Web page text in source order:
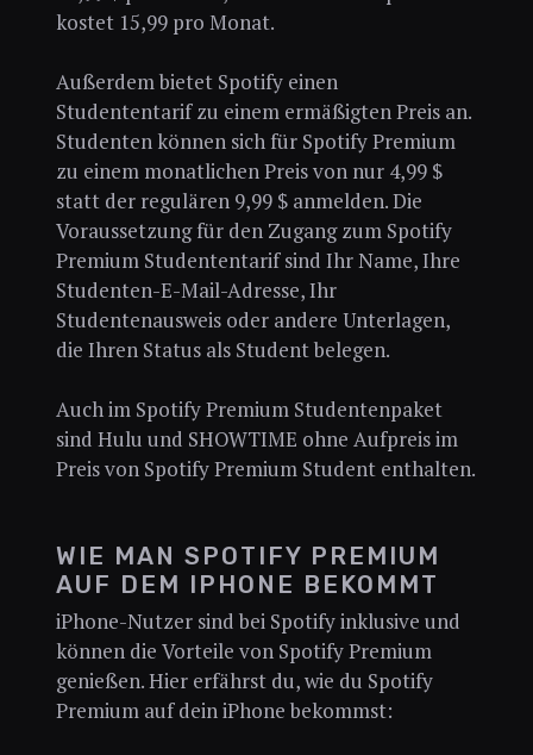
kostet 15,99 pro Monat.
Außerdem bietet Spotify einen
Studententarif zu einem ermäßigten Preis an.
Studenten können sich für Spotify Premium
zu einem monatlichen Preis von nur 4,99 $
statt der regulären 9,99 $ anmelden. Die
Voraussetzung für den Zugang zum Spotify
Premium Studententarif sind Ihr Name, Ihre
Studenten-E-Mail-Adresse, Ihr
Studentenausweis oder andere Unterlagen,
die Ihren Status als Student belegen.
Auch im Spotify Premium Studentenpaket
sind Hulu und SHOWTIME ohne Aufpreis im
Preis von Spotify Premium Student enthalten.
WIE MAN SPOTIFY PREMIUM
AUF DEM IPHONE BEKOMMT
iPhone-Nutzer sind bei Spotify inklusive und
können die Vorteile von Spotify Premium
genießen. Hier erfährst du, wie du Spotify
Premium auf dein iPhone bekommst: